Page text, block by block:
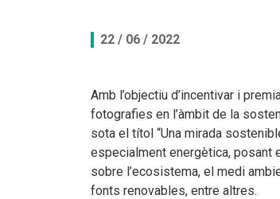
Documents per descarregar
Documents per descarregar
Peticions
Medi ambient, seguretat i salut
22 / 06 / 2022
Amb l’objectiu d’incentivar i
fotografies en l’àmbit de la
sota el títol “Una mirada
especialment energètica, posant
sobre l’ecosistema, el medi
fonts renovables, entre altres.